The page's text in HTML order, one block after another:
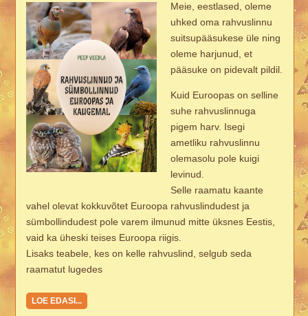
Meie, eestlased, oleme
uhked oma rahvuslinnu
suitsupääsukese üle ning
oleme harjunud, et
pääsuke on pidevalt pildil.
Kuid Euroopas on selline
suhe rahvuslinnuga
pigem harv. Isegi
ametliku rahvuslinnu
olemasolu pole kuigi
levinud.
Selle raamatu kaante
vahel olevat kokkuvõtet Euroopa rahvuslindudest ja
sümbollindudest pole varem ilmunud mitte üksnes Eestis,
vaid ka üheski teises Euroopa riigis.
Lisaks teabele, kes on kelle rahvuslind, selgub seda
raamatut lugedes
LOE EDASI...